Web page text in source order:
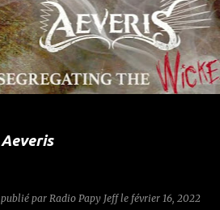
Aeveris
publié par Radio Papy Jeff le février 16, 2022